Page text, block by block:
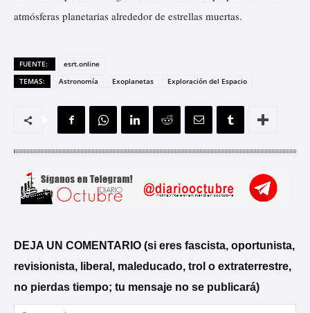
atmósferas planetarias alrededor de estrellas muertas.
FUENTE:
esrt.online
TEMAS:
Astronomía Exoplanetas Exploración del Espacio
DEJA UN COMENTARIO (si eres fascista, oportunista,
revisionista, liberal, maleducado, trol o extraterrestre,
no pierdas tiempo; tu mensaje no se publicará)